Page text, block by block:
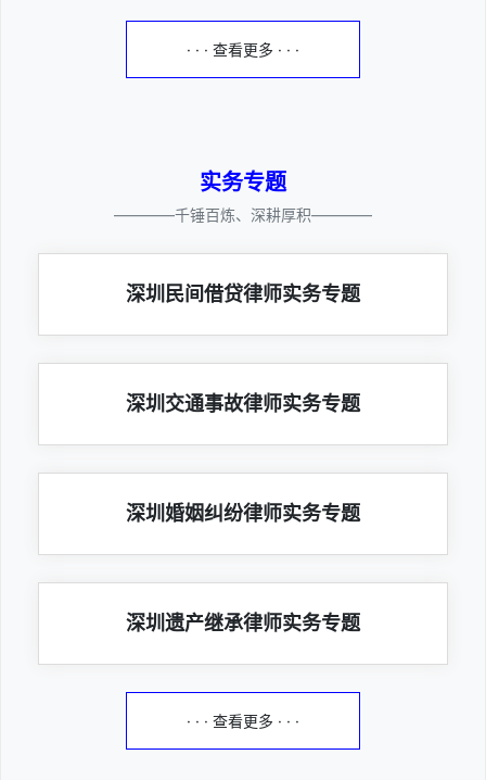
· · · 查看更多 · · ·
实务专题
————千锤百炼、深耕厚积————
深圳民间借贷律师实务专题
深圳交通事故律师实务专题
深圳婚姻纠纷律师实务专题
深圳遗产继承律师实务专题
· · · 查看更多 · · ·